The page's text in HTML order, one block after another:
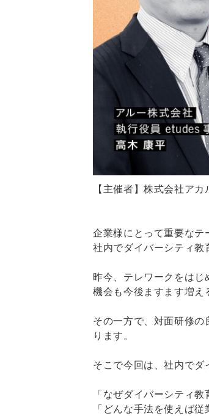
【主催者】株式会社ア
企業様にとって重要なテ
社内でダイバーシティ教
昨今、テレワークをは
機会も今後ますます増え
その一方で、対面研修
ります。
そこで今回は、社内でダ
「なぜダイバーシティ
「どんな手法を使えば